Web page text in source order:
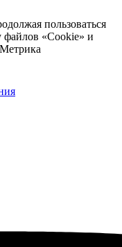
пользоваться
файлов «Cookie» и